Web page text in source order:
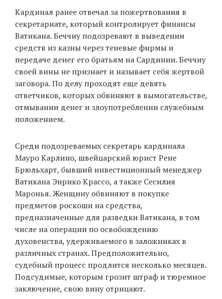
EN
UAКардинал ранее отвечал за пожертвования в
секретариате, который контролирует финансы
Ватикана. Беччиу подозревают в выведении
средств из казны через теневые фирмы и
передаче денег его братьям на Сардинии. Беччиу
своей вины не признает и называет себя жертвой
заговора. По делу проходят еще девять
ответчиков, которых обвиняют в вымогательстве,
отмывании денег и злоупотреблении служебным
положением.
Среди подозреваемых секретарь кардинала
Мауро Карлино, швейцарский юрист Рене
Брюльхарт, бывший инвестиционный менеджер
Ватикана Энрико Крассо, а также Сесилия
Маронья. Женщину обвиняют в покупке
предметов роскоши на средства,
предназначенные для разведки Ватикана, в том
числе на операции по освобождению
духовенства, удерживаемого в заложниках в
различных странах. Предположительно,
судебный процесс продлится несколько месяцев.
Подсудимые, которым грозит штраф и тюремное
заключение, свою вину отрицают.